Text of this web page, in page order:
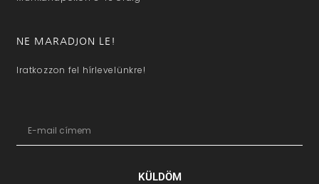
NE MARADJON LE!
Iratkozzon fel hírlevelünkre!
KÜLDÖM